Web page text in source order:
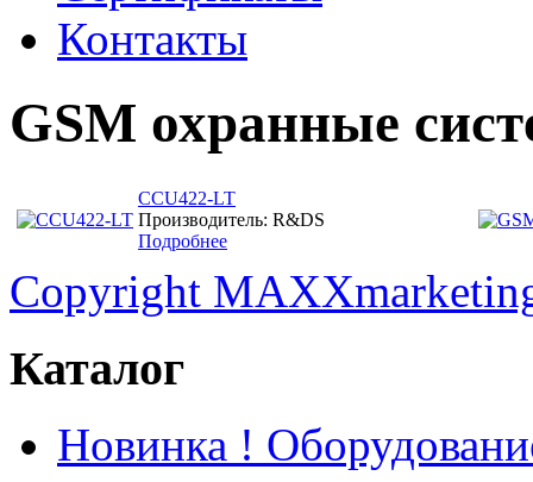
Контакты
GSM охранные
CCU422-LT
Производитель: R&DS
Подробнее
Copyright
Каталог
Новинка !